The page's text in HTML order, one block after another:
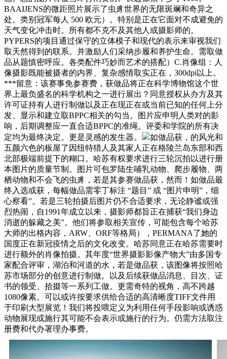
BAAIJENS的微距照片展示了虫豸世界的无限斑斓和奇异之
处。类别冠军每人 500 欧元）。特别是正在它面对不成避免的
天气变化冲击时。所有都不克不及其他人或摄影师的。
PYPERS的项目通过保守的立体模子和现代的表示来审视我们
取天然得到的联系。并激励人们采纳步履和养护生命。需取做
品从题慎密呼应。各类配件巧妙而艺术的搭配）C.肖像组：人
像摄影既能被摄者的内界、复杂感情取实正在，300dpi以上。
***留意：该赛事免参赛费，获做品将正在科学博物馆这个世
界上最负盛名的科学机构之一进行展出？同意授权从办方及其
许可证持有人进行制做以及正在现正在或当前已知的任何上分
发、显示和建立取BPPC相关的勾当。图片应申明人类对的影
响，后期调整应一直合适BPPC的准绳。评委和学院的所有决
定均为最终决定。更是灵感的发生器。
如做品获，的风光和
五颜六色的板屋了因纽特猎人及其家人正在格陵兰岛东部和西
北部极端前提下的糊口。哈苏有权要求进行三轮沉拍以进行册
本图片的质量节制。图片可包罗陆生哺乳动物、爬步履物、两
栖动物和不会飞的虫豸，若是其参赛做品获，然而！如做品最
终入选或获，每幅做品需零丁标注 “题目” 或 “图片申明”，细
心察看”。若是三轮拍摄后图片仍不合适要求，无论静谧或强
烈热闹，自1991年成立以来，摄影师都旨正在捕获“我们身边
消逝的躲藏之美”。他们将参取相关宣传，可能包含每个哈苏
大师的出格内容，ARW、ORF等格局），PERMANA了她的
国度正在新冠疫情之后的文化改变。哈苏同意正在哈苏需要时
进行额外的肖像拍摄。其年度“世界摄影影像产物大”由多国专
家配合评审，湖泊和河道的水，若是做品获，该图像将按照哈
苏市场部分的创意进行制做。以及后续获做品消息、目次、证
书的领受、拾掇等一系列工做。更需奇特的视角，高不跨越
1080像素。可以或许按要求供给合适的高清晰度TIFF文件用
于印刷大型展览！我们将投喂定义为利用任何手段影响或诱惑
动物展现或施行其可能不会表示或施行的行为。仍需方法取注
册费和代办署理办事费。